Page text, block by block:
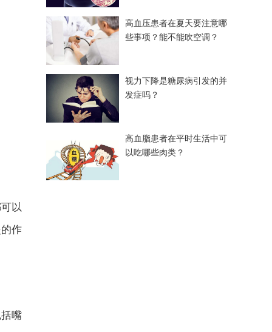
以
作
嘴
高血压患者在夏天要注意哪
些事项？能不能吹空调？
视力下降是糖尿病引发的并
发症吗？
高血脂患者在平时生活中可
以吃哪些肉类？